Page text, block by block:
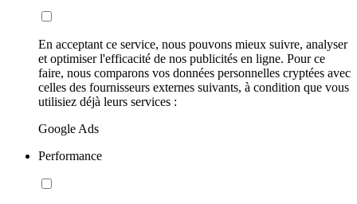
En acceptant ce service, nous pouvons mieux suivre, analyser
et optimiser l'efficacité de nos publicités en ligne. Pour ce
faire, nous comparons vos données personnelles cryptées avec
celles des fournisseurs externes suivants, à condition que vous
utilisiez déjà leurs services :
Google Ads
Performance